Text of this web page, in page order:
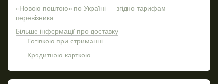
«Новою поштою» по Україні — згідно тарифам
перевізника.
Більше інформації про доставку
Готівкою при отриманні
Кредитною карткою